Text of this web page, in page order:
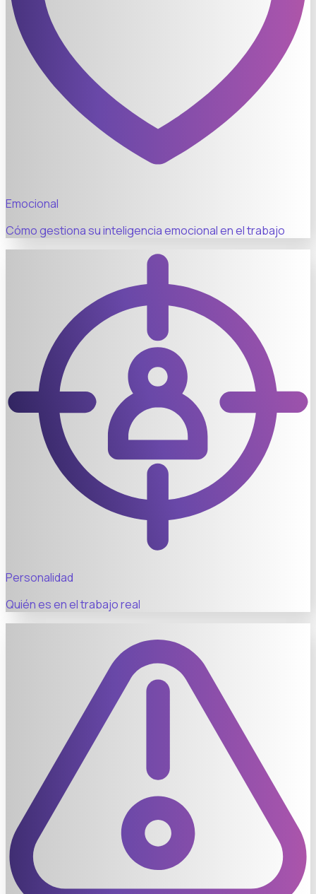
Emocional
Cómo gestiona su inteligencia emocional en el trabajo
Personalidad
Quién es en el trabajo real